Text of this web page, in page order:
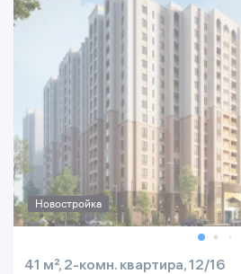
Новостройка
41 м², 2-комн. квартира, 12/16